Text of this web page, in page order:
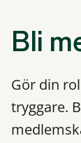
Bli
Gör din
tryggare.